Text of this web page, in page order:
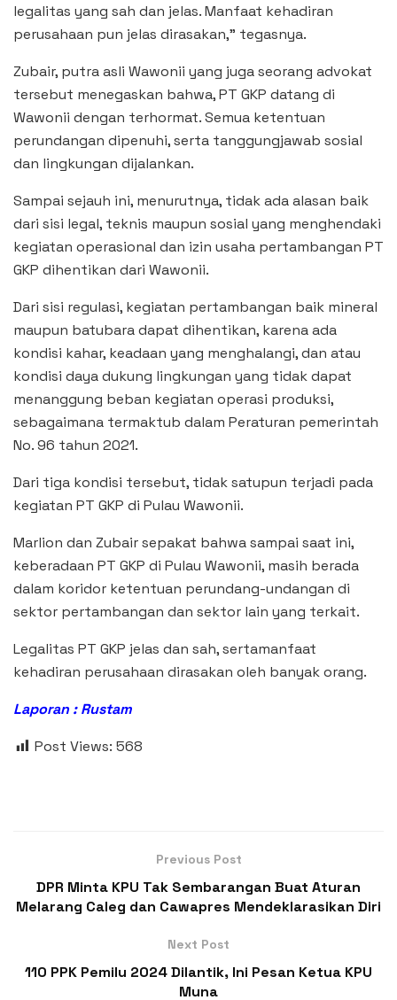
legalitas yang sah dan jelas. Manfaat kehadiran
perusahaan pun jelas dirasakan,” tegasnya.
Zubair, putra asli Wawonii yang juga seorang advokat
tersebut menegaskan bahwa, PT GKP datang di
Wawonii dengan terhormat. Semua ketentuan
perundangan dipenuhi, serta tanggungjawab sosial
dan lingkungan dijalankan.
Sampai sejauh ini, menurutnya, tidak ada alasan baik
dari sisi legal, teknis maupun sosial yang menghendaki
kegiatan operasional dan izin usaha pertambangan PT
GKP dihentikan dari Wawonii.
Dari sisi regulasi, kegiatan pertambangan baik mineral
maupun batubara dapat dihentikan, karena ada
kondisi kahar, keadaan yang menghalangi, dan atau
kondisi daya dukung lingkungan yang tidak dapat
menanggung beban kegiatan operasi produksi,
sebagaimana termaktub dalam Peraturan pemerintah
No. 96 tahun 2021.
Dari tiga kondisi tersebut, tidak satupun terjadi pada
kegiatan PT GKP di Pulau Wawonii.
Marlion dan Zubair sepakat bahwa sampai saat ini,
keberadaan PT GKP di Pulau Wawonii, masih berada
dalam koridor ketentuan perundang-undangan di
sektor pertambangan dan sektor lain yang terkait.
Legalitas PT GKP jelas dan sah, sertamanfaat
kehadiran perusahaan dirasakan oleh banyak orang.
Laporan : Rustam
Post Views: 568
Previous Post
DPR Minta KPU Tak Sembarangan Buat Aturan
Melarang Caleg dan Cawapres Mendeklarasikan Diri
Next Post
110 PPK Pemilu 2024 Dilantik, Ini Pesan Ketua KPU
Muna